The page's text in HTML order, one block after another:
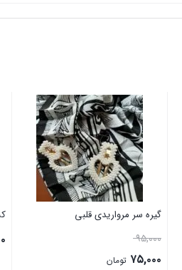
گیره سر مرواریدی قلبی
۹۵,۰۰۰
۷۵,۰۰۰ تومان